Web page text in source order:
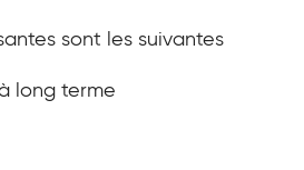
sont les suivantes
long terme